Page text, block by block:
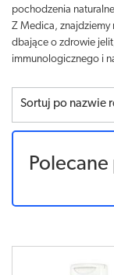
pochodzenia
Z Medica,
dbające o zdrowie
immunologicznego i
Sortuj po nazwie